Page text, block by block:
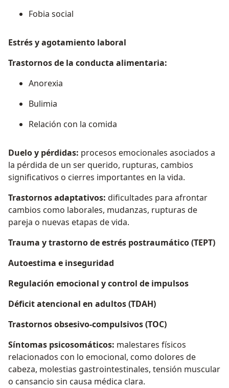
Fobia social
Estrés y agotamiento laboral
Trastornos de la conducta alimentaria:
Anorexia
Bulimia
Relación con la comida
Duelo y pérdidas: procesos emocionales asociados a
la pérdida de un ser querido, rupturas, cambios
significativos o cierres importantes en la vida.
Trastornos adaptativos: dificultades para afrontar
cambios como laborales, mudanzas, rupturas de
pareja o nuevas etapas de vida.
Trauma y trastorno de estrés postraumático (TEPT)
Autoestima e inseguridad
Regulación emocional y control de impulsos
Déficit atencional en adultos (TDAH)
Trastornos obsesivo-compulsivos (TOC)
Síntomas psicosomáticos: malestares físicos
relacionados con lo emocional, como dolores de
cabeza, molestias gastrointestinales, tensión muscular
o cansancio sin causa médica clara.